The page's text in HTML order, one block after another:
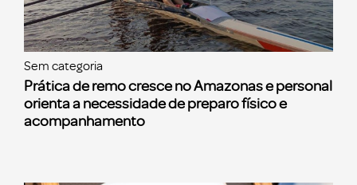
Sem categoria
Prática de remo cresce no Amazonas e personal
orienta a necessidade de preparo físico e
acompanhamento